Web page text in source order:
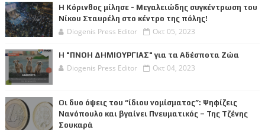
Η Κόρινθος μίλησε - Μεγαλειώδης συγκέντρωση του
Νίκου Σταυρέλη στο κέντρο της πόλης!
Diogenis Press Editor Οκτ 05, 2023
Η "ΠΝΟΗ ΔΗΜΙΟΥΡΓΙΑΣ" για τα Αδέσποτα Ζώα
Diogenis Press Editor Οκτ 04, 2023
Οι δυο όψεις του “ίδιου νομίσματος”: Ψηφίζεις
Νανόπουλο και βγαίνει Πνευματικός – Της Τζένης
Σουκαρά